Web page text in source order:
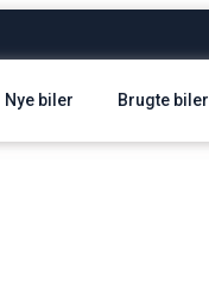
Nye biler Brugte biler